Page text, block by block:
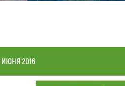
ИЮНЯ 2016